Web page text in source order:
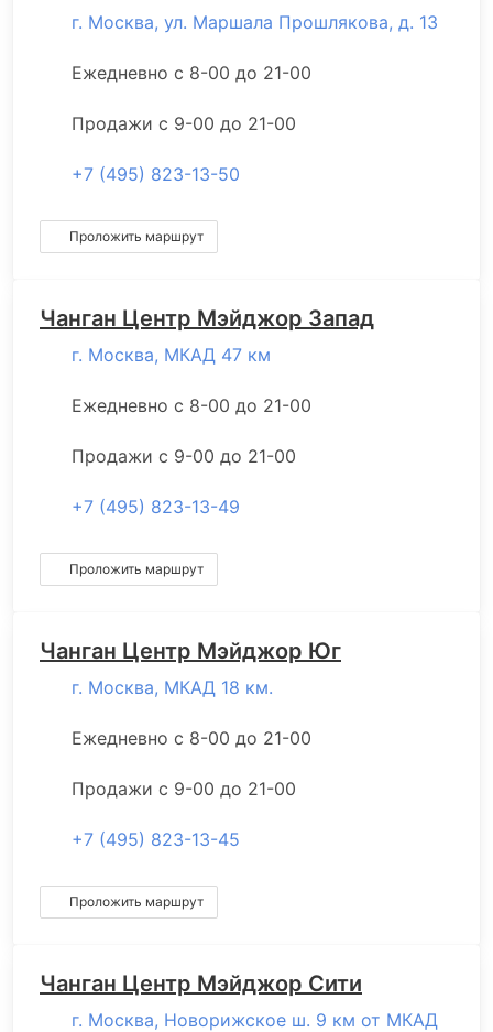
г. Москва, ул. Маршала Прошлякова, д. 13
Ежедневно с 8-00 до 21-00
Продажи с 9-00 до 21-00
+7 (495) 823-13-50
Проложить маршрут
Чанган Центр Мэйджор Запад
г. Москва, МКАД 47 км
Ежедневно с 8-00 до 21-00
Продажи с 9-00 до 21-00
+7 (495) 823-13-49
Проложить маршрут
Чанган Центр Мэйджор Юг
г. Москва, МКАД 18 км.
Ежедневно с 8-00 до 21-00
Продажи с 9-00 до 21-00
+7 (495) 823-13-45
Проложить маршрут
Чанган Центр Мэйджор Сити
г. Москва, Новорижское ш. 9 км от МКАД